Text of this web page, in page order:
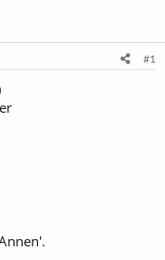
#1